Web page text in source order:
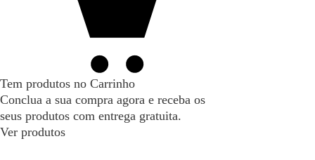
Tem produtos no Carrinho
Conclua a sua compra agora e receba os
seus produtos com entrega gratuita.
Ver produtos